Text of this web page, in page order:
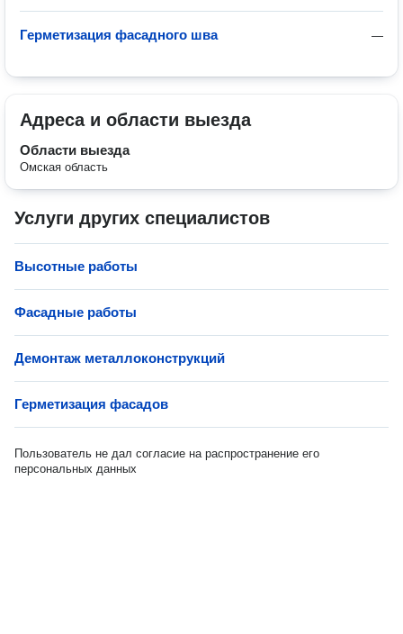
—
Герметизация фасадного шва
Адреса и области выезда
Области выезда
Омская область
Услуги других специалистов
Высотные работы
Фасадные работы
Демонтаж металлоконструкций
Герметизация фасадов
Пользователь не дал согласие на распространение его
персональных данных